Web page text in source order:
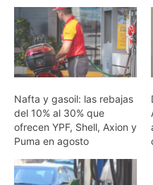
Nafta y gasoil: las rebajas
del 10% al 30% que
ofrecen YPF, Shell, Axion y
Puma en agosto